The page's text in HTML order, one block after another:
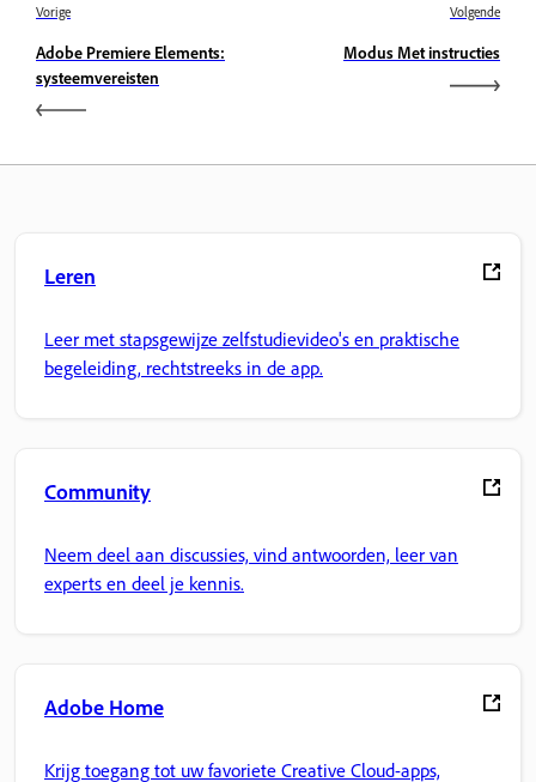
Vorige
Adobe Premiere Elements:
systeemvereisten
Volgende
Modus Met instructies
Leren
Leer met stapsgewijze zelfstudievideo's en praktische
begeleiding, rechtstreeks in de app.
Community
Neem deel aan discussies, vind antwoorden, leer van
experts en deel je kennis.
Adobe Home
Krijg toegang tot uw favoriete Creative Cloud-apps,